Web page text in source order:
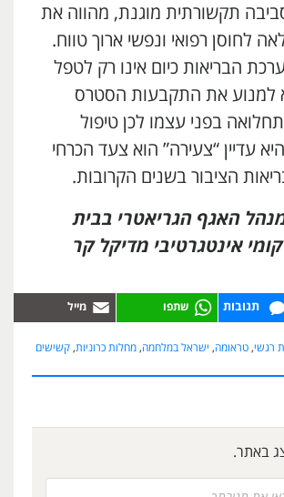
תקשורתית מוגנת, מהווה את
לחוסן רפואי ונפשי ארוך טווח.
הבריאות כיום אינו רק לטפל
למנוע את התקבעות הסטרס
תחלואה בפני עצמו לכן טיפול
עדיין “צעירה” הוא צעד הכרחי
הציבור בשנים הקרובות.
האגף הגריאטרי בבית
אינטגרטיבי מדיקל קר
תגובות
רגשי, טראומה, ישראל במלחמה, מחלות כרוניות, קשישים
באתר.